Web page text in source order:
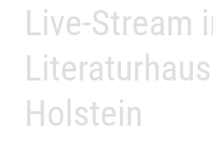
Live-Stream
Holstein